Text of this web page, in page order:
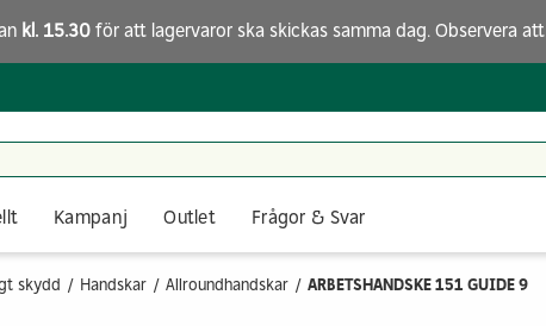
kl. 15.30för att lagervaror ska skickas samma dag. Observera att
Kampanj Outlet Frågor & Svar
skydd Handskar Allroundhandskar ARBETSHANDSKE 151 GUIDE 9